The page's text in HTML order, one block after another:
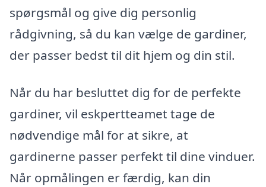
spørgsmål og give dig personlig
rådgivning, så du kan vælge de gardiner,
der passer bedst til dit hjem og din stil.
Når du har besluttet dig for de perfekte
gardiner, vil eskpertteamet tage de
nødvendige mål for at sikre, at
gardinerne passer perfekt til dine vinduer.
Når opmålingen er færdig, kan din